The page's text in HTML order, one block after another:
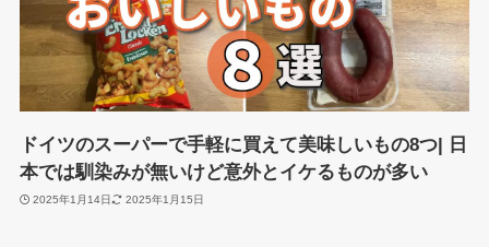
ドイツのスーパーで手軽に買えて美味しいもの8つ| 日
本では馴染みが無いけど意外とイケるものが多い
2025年1月14日 2025年1月15日